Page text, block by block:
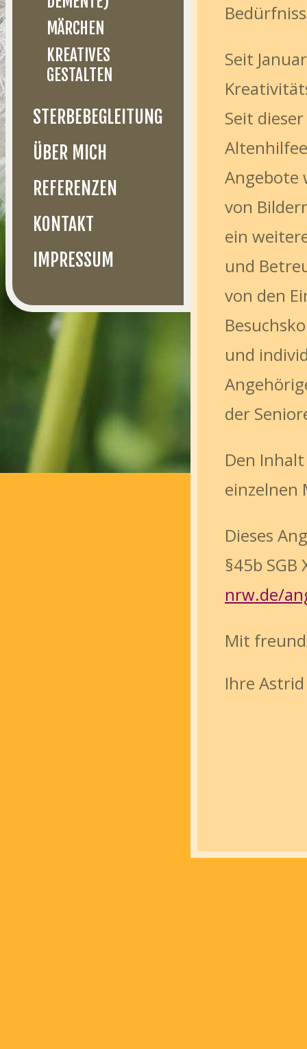
MÄRCHEN
KREATIVES
GESTALTEN
STERBEBEGLEITUNG
ÜBER MICH
REFERENZEN
KONTAKT
IMPRESSUM
Seit
Seit
Angebote
von
ein
und
von den
und
der
Den
einzelnen
Dieses
§45b SGB
nrw.de/
Mit
Ihre